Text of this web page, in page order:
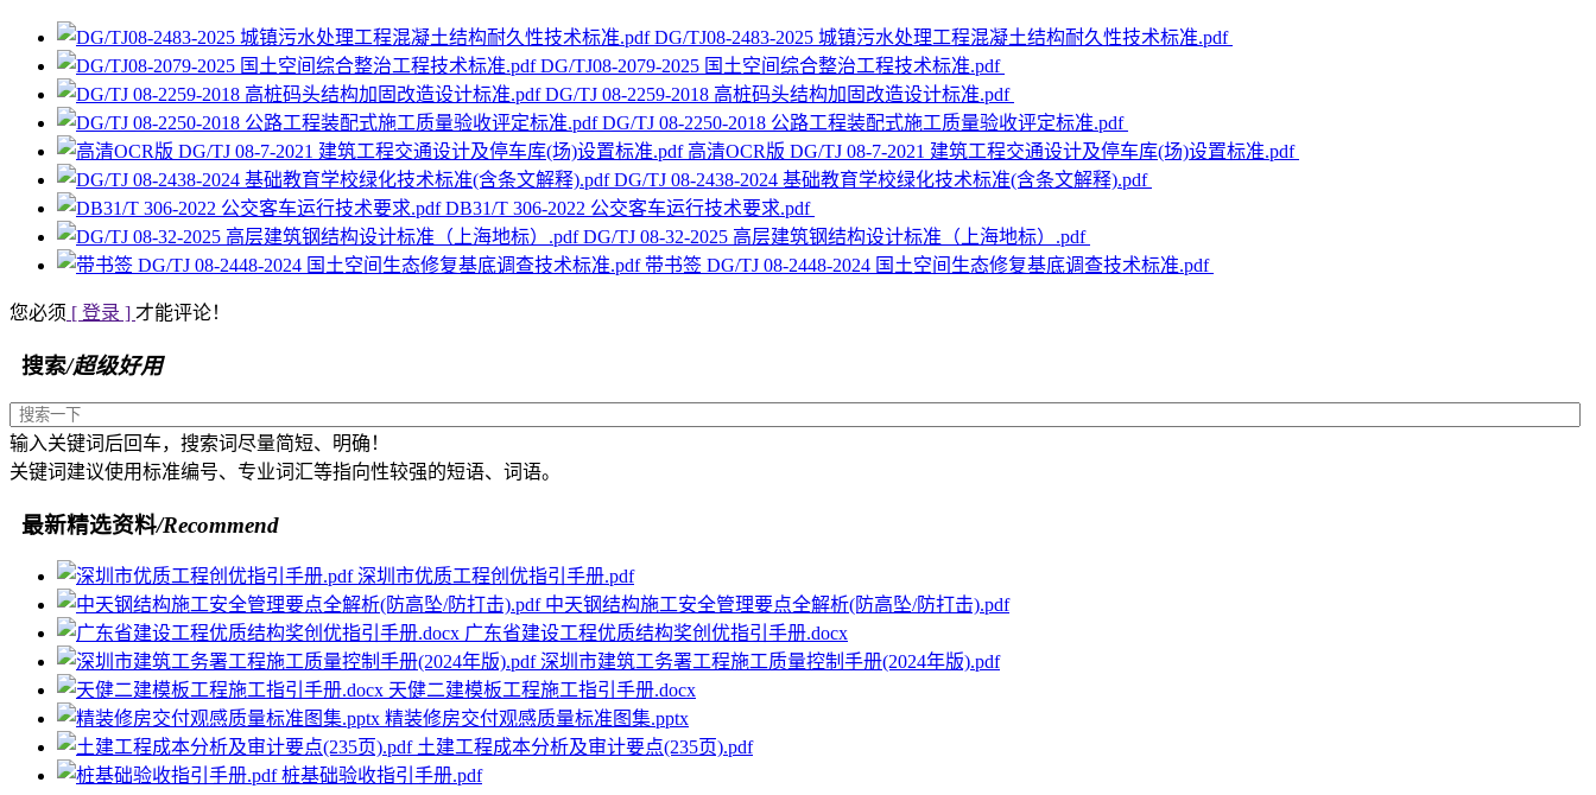
DG/TJ08-2483-2025 城镇污水处理工程混凝土结构耐久性技术标准.pdf
DG/TJ08-2079-2025 国土空间综合整治工程技术标准.pdf
DG/TJ 08-2259-2018 高桩码头结构加固改造设计标准.pdf
DG/TJ 08-2250-2018 公路工程装配式施工质量验收评定标准.pdf
高清OCR版 DG/TJ 08-7-2021 建筑工程交通设计及停车库(场)设置标准.pdf
DG/TJ 08-2438-2024 基础教育学校绿化技术标准(含条文解释).pdf
DB31/T 306-2022 公交客车运行技术要求.pdf
DG/TJ 08-32-2025 高层建筑钢结构设计标准（上海地标）.pdf
带书签 DG/TJ 08-2448-2024 国土空间生态修复基底调查技术标准.pdf
您必须 [ 登录 ] 才能评论！
搜索/超级好用
输入关键词后回车，搜索词尽量简短、明确！
关键词建议使用标准编号、专业词汇等指向性较强的短语、词语。
最新精选资料/Recommend
深圳市优质工程创优指引手册.pdf
中天钢结构施工安全管理要点全解析(防高坠/防打击).pdf
广东省建设工程优质结构奖创优指引手册.docx
深圳市建筑工务署工程施工质量控制手册(2024年版).pdf
天健二建模板工程施工指引手册.docx
精装修房交付观感质量标准图集.pptx
土建工程成本分析及审计要点(235页).pdf
桩基础验收指引手册.pdf